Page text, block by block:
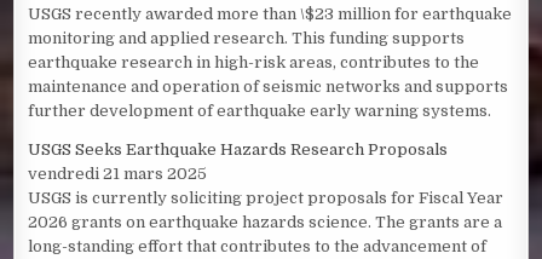
USGS recently awarded more than \$23 million for earthquake
monitoring and applied research. This funding supports
earthquake research in high-risk areas, contributes to the
maintenance and operation of seismic networks and supports
further development of earthquake early warning systems.
USGS Seeks Earthquake Hazards Research Proposals
vendredi 21 mars 2025
USGS is currently soliciting project proposals for Fiscal Year
2026 grants on earthquake hazards science. The grants are a
long-standing effort that contributes to the advancement of